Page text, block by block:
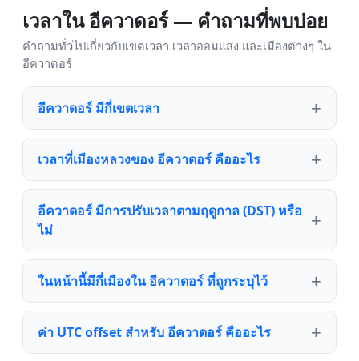
เวลาใน อีควาดอร์ — คำถามที่พบบ่อย
คำถามทั่วไปเกี่ยวกับเขตเวลา เวลาออมแสง และเมืองต่างๆ ใน
อีควาดอร์
อีควาดอร์ มีกี่เขตเวลา
เวลาที่เมืองหลวงของ อีควาดอร์ คืออะไร
อีควาดอร์ มีการปรับเวลาตามฤดูกาล (DST) หรือ
ไม่
ในหน้านี้มีกี่เมืองใน อีควาดอร์ ที่ถูกระบุไว้
ค่า UTC offset สำหรับ อีควาดอร์ คืออะไร